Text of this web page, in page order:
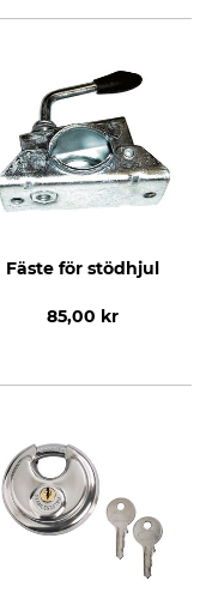
Fäste för stödhjul
85,00 kr